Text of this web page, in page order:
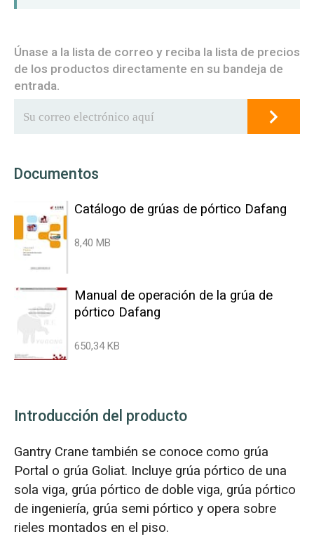
Únase a la lista de correo y reciba la lista de precios
de los productos directamente en su bandeja de
entrada.
Documentos
Catálogo de grúas de pórtico Dafang
8,40 MB
Manual de operación de la grúa de
pórtico Dafang
650,34 KB
Introducción del producto
Gantry Crane también se conoce como grúa
Portal o grúa Goliat. Incluye grúa pórtico de una
sola viga, grúa pórtico de doble viga, grúa pórtico
de ingeniería, grúa semi pórtico y opera sobre
rieles montados en el piso.